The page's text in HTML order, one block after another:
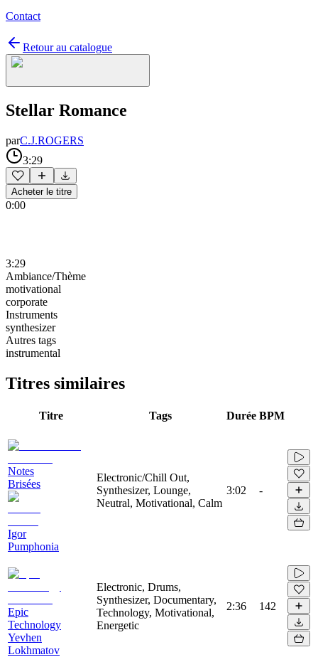
Contact
Retour au catalogue
Stellar Romance
parC.J.ROGERS
3:29
Acheter le titre
0:00
3:29
Ambiance/Thème
motivational
corporate
Instruments
synthesizer
Autres tags
instrumental
Titres similaires
Titre Tags Durée BPM
Notes
Brisées
Igor
Pumphonia
Electronic/Chill Out,
Synthesizer, Lounge,
Neutral, Motivational, Calm
3:02 -
Epic
Technology
Yevhen
Lokhmatov
Electronic, Drums,
Synthesizer, Documentary,
Technology, Motivational,
Energetic
2:36 142